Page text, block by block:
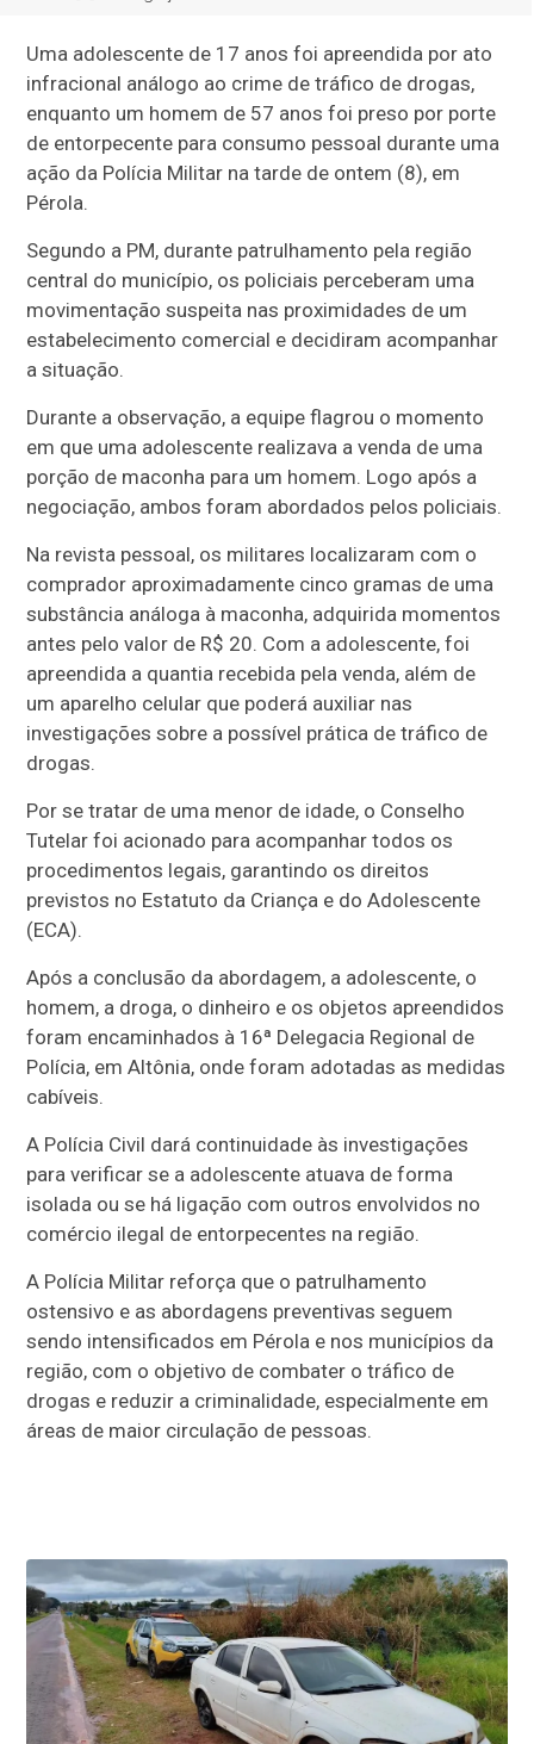
Uma adolescente de 17 anos foi apreendida por ato
infracional análogo ao crime de tráfico de drogas,
enquanto um homem de 57 anos foi preso por porte
de entorpecente para consumo pessoal durante uma
ação da Polícia Militar na tarde de ontem (8), em
Pérola.
Segundo a PM, durante patrulhamento pela região
central do município, os policiais perceberam uma
movimentação suspeita nas proximidades de um
estabelecimento comercial e decidiram acompanhar
a situação.
Durante a observação, a equipe flagrou o momento
em que uma adolescente realizava a venda de uma
porção de maconha para um homem. Logo após a
negociação, ambos foram abordados pelos policiais.
Na revista pessoal, os militares localizaram com o
comprador aproximadamente cinco gramas de uma
substância análoga à maconha, adquirida momentos
antes pelo valor de R$ 20. Com a adolescente, foi
apreendida a quantia recebida pela venda, além de
um aparelho celular que poderá auxiliar nas
investigações sobre a possível prática de tráfico de
drogas.
Por se tratar de uma menor de idade, o Conselho
Tutelar foi acionado para acompanhar todos os
procedimentos legais, garantindo os direitos
previstos no Estatuto da Criança e do Adolescente
(ECA).
Após a conclusão da abordagem, a adolescente, o
homem, a droga, o dinheiro e os objetos apreendidos
foram encaminhados à 16ª Delegacia Regional de
Polícia, em Altônia, onde foram adotadas as medidas
cabíveis.
A Polícia Civil dará continuidade às investigações
para verificar se a adolescente atuava de forma
isolada ou se há ligação com outros envolvidos no
comércio ilegal de entorpecentes na região.
A Polícia Militar reforça que o patrulhamento
ostensivo e as abordagens preventivas seguem
sendo intensificados em Pérola e nos municípios da
região, com o objetivo de combater o tráfico de
drogas e reduzir a criminalidade, especialmente em
áreas de maior circulação de pessoas.